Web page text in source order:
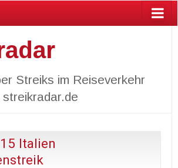
Streiks im Reiseverkehr
Italien